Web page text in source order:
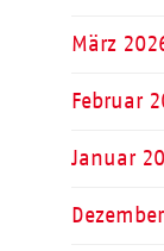
März
Februar
Januar